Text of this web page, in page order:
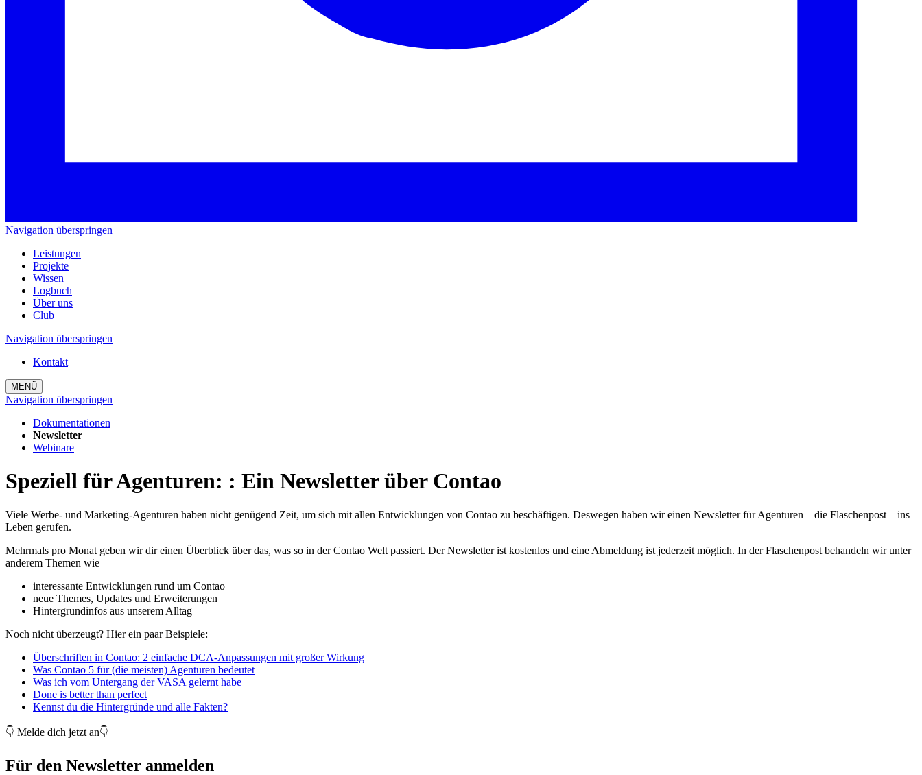
Navigation überspringen
Leistungen
Projekte
Wissen
Logbuch
Über uns
Club
Navigation überspringen
Kontakt
MENÜ
Navigation überspringen
Dokumentationen
Newsletter
Webinare
Speziell für Agenturen: : Ein Newsletter über Contao
Viele Werbe- und Marketing-Agenturen haben nicht genügend Zeit, um sich mit allen Entwicklungen von Contao zu beschäftigen. Deswegen haben wir einen Newsletter für Agenturen – die Flaschenpost – ins
Leben gerufen.
Mehrmals pro Monat geben wir dir einen Überblick über das, was so in der Contao Welt passiert. Der Newsletter ist kostenlos und eine Abmeldung ist jederzeit möglich. In der Flaschenpost behandeln wir unter
anderem Themen wie
interessante Entwicklungen rund um Contao
neue Themes, Updates und Erweiterungen
Hintergrundinfos aus unserem Alltag
Noch nicht überzeugt? Hier ein paar Beispiele:
Überschriften in Contao: 2 einfache DCA-Anpassungen mit großer Wirkung
Was Contao 5 für (die meisten) Agenturen bedeutet
Was ich vom Untergang der VASA gelernt habe
Done is better than perfect
Kennst du die Hintergründe und alle Fakten?
👇 Melde dich jetzt an👇
Für den Newsletter anmelden